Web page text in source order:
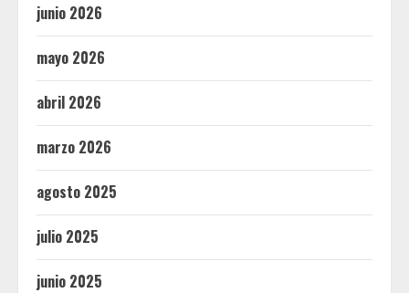
junio 2026
mayo 2026
abril 2026
marzo 2026
agosto 2025
julio 2025
junio 2025